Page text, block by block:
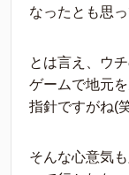
なったとも思っ
とは言え、ウ
ゲームで地元
指針ですがね(
そんな心意気